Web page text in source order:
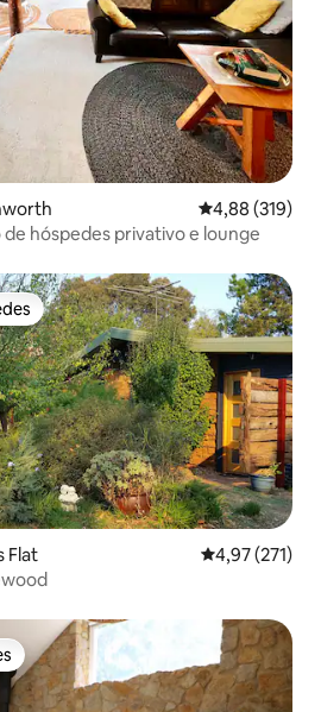
4,88 de uma
4,88 (319)
hóspedes privativo e lounge
dos hóspedes
Flat 4,97 de uma
4,97 (271)